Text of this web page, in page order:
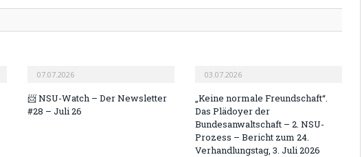
07.07.2026
📨 NSU-Watch – Der Newsletter
#28 – Juli 26
03.07.2026
„Keine normale Freundschaft“.
Das Plädoyer der
Bundesanwaltschaft – 2. NSU-
Prozess – Bericht zum 24.
Verhandlungstag, 3. Juli 2026